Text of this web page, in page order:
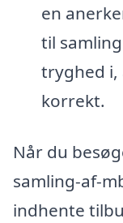
en
til
tryghed i,
korrekt.
Når du
samling-af-
indhente